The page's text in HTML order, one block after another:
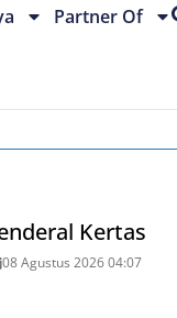
Partner Of
Kertas
08 Agustus 2026 04:07